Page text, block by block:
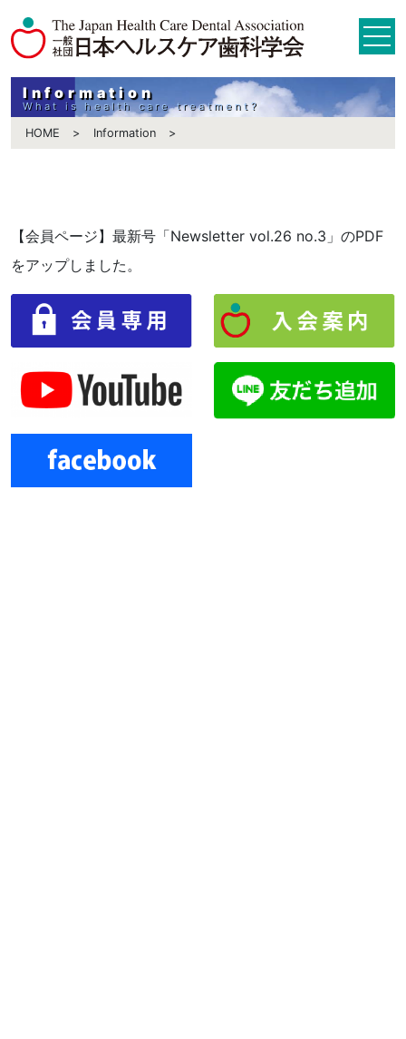
Information
What is health care treatment?
HOME Information
【会員ページ】最新号「Newsletter vol.26 no.3」のPDF
をアップしました。